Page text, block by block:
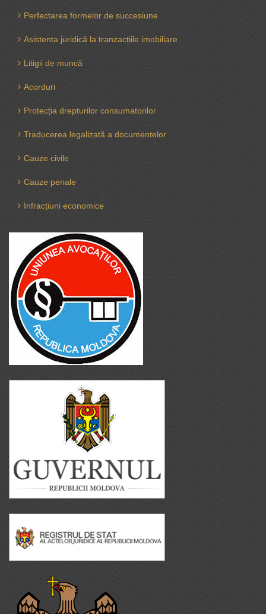
Perfectarea formelor de succesiune
Asistenta juridică la tranzacțiile imobiliare
Litigii de muncă
Acorduri
Protecția drepturilor consumatorilor
Traducerea legalizată a documentelor
Cauze civile
Cauze penale
Infracțiuni economice